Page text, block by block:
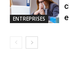
ENTREPRISES